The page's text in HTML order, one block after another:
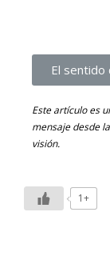
El sentido
Este artículo es
mensaje desde
visión.
1+